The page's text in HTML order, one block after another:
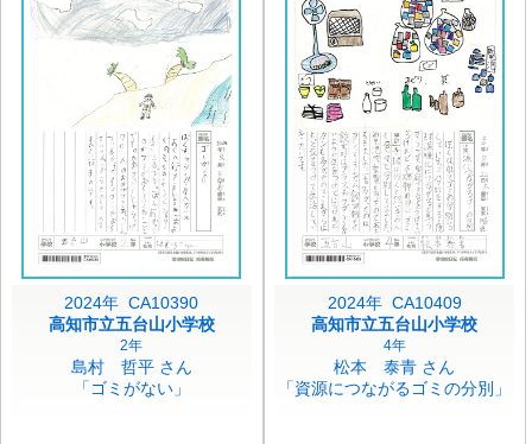
2024年 CA10390
高知市立五台山小学校
2年
島村 哲平 さん
「ゴミがない」
2024年 CA10409
高知市立五台山小学校
4年
松本 泰青 さん
「資源につながるゴミの分別」